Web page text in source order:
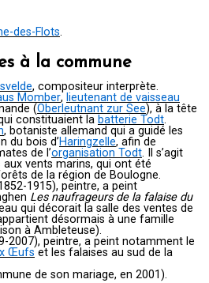
des-Flots.
à la commune
, compositeur interprète.
Momber, lieutenant de vaisseau
(Oberleutnant zur See), à la tête
constituaient la batterie Todt.
, botaniste allemand qui a guidé les
du bois d’Haringzelle, afin de
de l’organisation Todt. Il s’agit
aux vents marins, qui ont été
de la région de Boulogne.
1915), peintre, a peint
Les naufrageurs de la falaise du
qui décorait la salle des ventes de
désormais à une famille
à Ambleteuse).
2007), peintre, a peint notamment le
Œufs et les falaises au sud de la
de son mariage, en 2001).